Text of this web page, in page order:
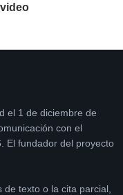
el 1 de diciembre de
con el
El fundador del proyecto
texto o la cita parcial,